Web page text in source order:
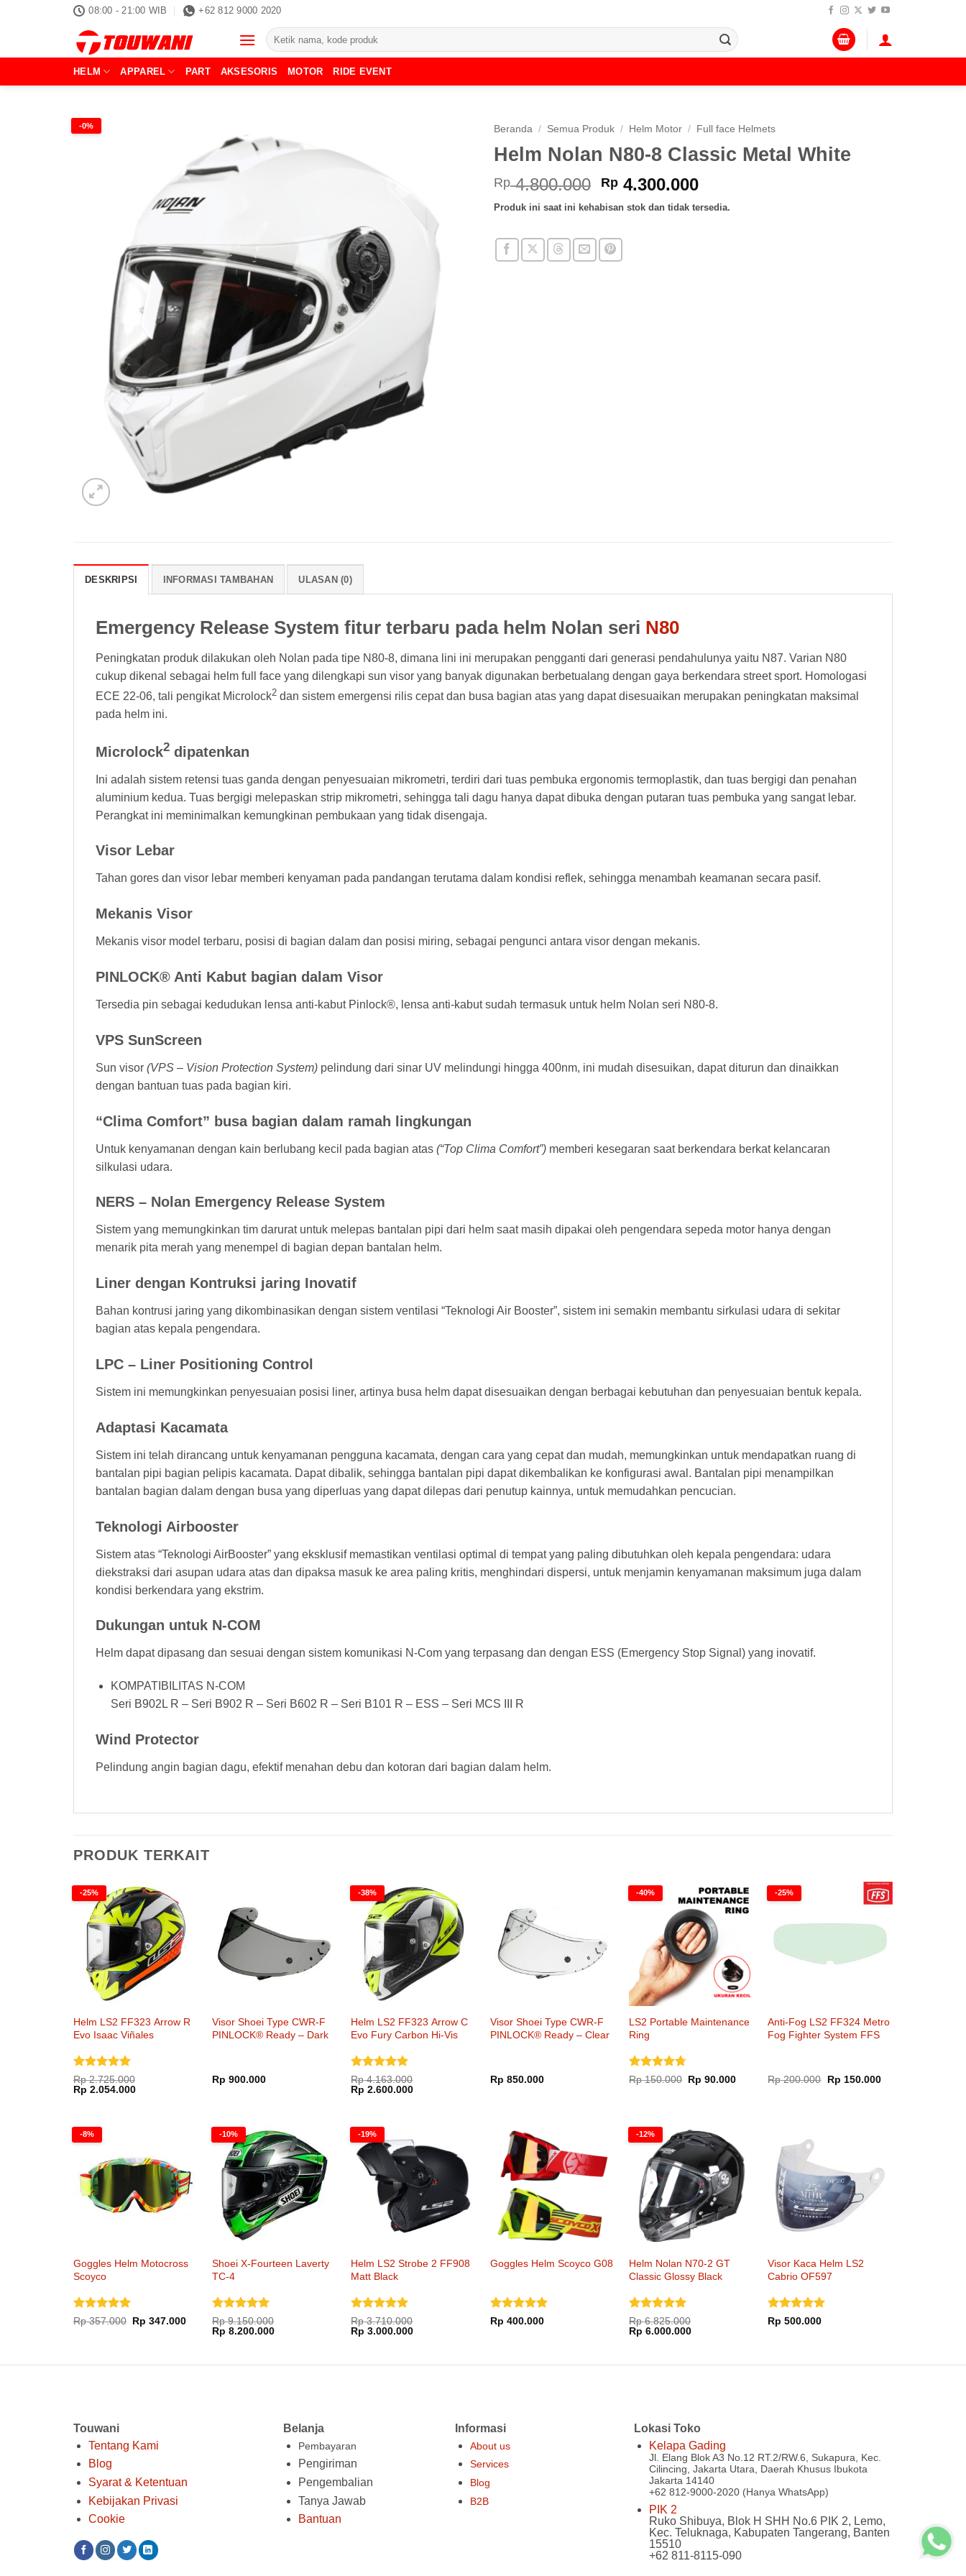
08:00 - 21:00 WIB +62 812 9000 2020
Pencarian
untuk:
HELM APPAREL PART AKSESORIS MOTOR RIDE EVENT
-0% Beranda / Semua Produk / Helm Motor / Full face Helmets
Helm Nolan N80-8 Classic Metal White
Rp4.800.000 Harga
aslinya
Rp 4.800.000.
Rp 4.300.000Harga
saat
Produk ini saat ini kehabisan stok dan tidak tersedia.
DESKRIPSI INFORMASI TAMBAHAN ULASAN (0)
Emergency Release System fitur terbaru pada helm Nolan seri N80
Peningkatan produk dilakukan oleh Nolan pada tipe N80-8, dimana lini ini merupakan pengganti dari generasi pendahulunya yaitu N87. Varian N80
cukup dikenal sebagai helm full face yang dilengkapi sun visor yang banyak digunakan berbetualang dengan gaya berkendara street sport. Homologasi
ECE 22-06, tali pengikat Microlock2 dan sistem emergensi rilis cepat dan busa bagian atas yang dapat disesuaikan merupakan peningkatan maksimal
pada helm ini.
Microlock2 dipatenkan
Ini adalah sistem retensi tuas ganda dengan penyesuaian mikrometri, terdiri dari tuas pembuka ergonomis termoplastik, dan tuas bergigi dan penahan
aluminium kedua. Tuas bergigi melepaskan strip mikrometri, sehingga tali dagu hanya dapat dibuka dengan putaran tuas pembuka yang sangat lebar.
Perangkat ini meminimalkan kemungkinan pembukaan yang tidak disengaja.
Visor Lebar
Tahan gores dan visor lebar memberi kenyaman pada pandangan terutama dalam kondisi reflek, sehingga menambah keamanan secara pasif.
Mekanis Visor
Mekanis visor model terbaru, posisi di bagian dalam dan posisi miring, sebagai pengunci antara visor dengan mekanis.
PINLOCK® Anti Kabut bagian dalam Visor
Tersedia pin sebagai kedudukan lensa anti-kabut Pinlock®, lensa anti-kabut sudah termasuk untuk helm Nolan seri N80-8.
VPS SunScreen
Sun visor (VPS – Vision Protection System) pelindung dari sinar UV melindungi hingga 400nm, ini mudah disesuikan, dapat diturun dan dinaikkan
dengan bantuan tuas pada bagian kiri.
“Clima Comfort” busa bagian dalam ramah lingkungan
Untuk kenyamanan dengan kain berlubang kecil pada bagian atas (“Top Clima Comfort”) memberi kesegaran saat berkendara berkat kelancaran
silkulasi udara.
NERS – Nolan Emergency Release System
Sistem yang memungkinkan tim darurat untuk melepas bantalan pipi dari helm saat masih dipakai oleh pengendara sepeda motor hanya dengan
menarik pita merah yang menempel di bagian depan bantalan helm.
Liner dengan Kontruksi jaring Inovatif
Bahan kontrusi jaring yang dikombinasikan dengan sistem ventilasi “Teknologi Air Booster”, sistem ini semakin membantu sirkulasi udara di sekitar
bagian atas kepala pengendara.
LPC – Liner Positioning Control
Sistem ini memungkinkan penyesuaian posisi liner, artinya busa helm dapat disesuaikan dengan berbagai kebutuhan dan penyesuaian bentuk kepala.
Adaptasi Kacamata
Sistem ini telah dirancang untuk kenyamanan pengguna kacamata, dengan cara yang cepat dan mudah, memungkinkan untuk mendapatkan ruang di
bantalan pipi bagian pelipis kacamata. Dapat dibalik, sehingga bantalan pipi dapat dikembalikan ke konfigurasi awal. Bantalan pipi menampilkan
bantalan bagian dalam dengan busa yang diperluas yang dapat dilepas dari penutup kainnya, untuk memudahkan pencucian.
Teknologi Airbooster
Sistem atas “Teknologi AirBooster” yang eksklusif memastikan ventilasi optimal di tempat yang paling dibutuhkan oleh kepala pengendara: udara
diekstraksi dari asupan udara atas dan dipaksa masuk ke area paling kritis, menghindari dispersi, untuk menjamin kenyamanan maksimum juga dalam
kondisi berkendara yang ekstrim.
Dukungan untuk N-COM
Helm dapat dipasang dan sesuai dengan sistem komunikasi N-Com yang terpasang dan dengan ESS (Emergency Stop Signal) yang inovatif.
KOMPATIBILITAS N-COM
Seri B902L R – Seri B902 R – Seri B602 R – Seri B101 R – ESS – Seri MCS III R
Wind Protector
Pelindung angin bagian dagu, efektif menahan debu dan kotoran dari bagian dalam helm.
PRODUK TERKAIT
-25%
Helm LS2 FF323 Arrow R
Evo Isaac Viñales
Dinilai5
dari 5
Rp2.725.000
Harga
aslinya
Rp 2.054.000Harga
Visor Shoei Type CWR-F
PINLOCK® Ready – Dark
Rp 900.000
-38%
Helm LS2 FF323 Arrow C
Evo Fury Carbon Hi-Vis
Dinilai5
dari 5
Rp4.163.000
Harga
aslinya
Rp 2.600.000Harga
Visor Shoei Type CWR-F
PINLOCK® Ready – Clear
Rp 850.000
-40%
LS2 Portable Maintenance
Ring
Dinilai
Rp150.000 Harga
aslinya
Rp 90.000Harga
-25%
Anti-Fog LS2 FF324 Metro
Fog Fighter System FFS
Rp200.000 Harga
aslinya
Rp 150.000Harga
-8%
Goggles Helm Motocross
Scoyco
Dinilai5
Rp357.000 Harga
aslinya
Rp 347.000Harga
-10%
Shoei X-Fourteen Laverty
TC-4
Dinilai5
dari 5
Rp9.150.000
Harga
aslinya
Rp 8.200.000Harga
-19%
Helm LS2 Strobe 2 FF908
Matt Black
Dinilai5
dari 5
Rp3.710.000
Harga
aslinya
Rp 3.000.000Harga
Goggles Helm Scoyco G08
Dinilai 5
Rp 400.000
-12%
Helm Nolan N70-2 GT
Classic Glossy Black
Dinilai5
dari 5
Rp6.825.000
Harga
aslinya
Rp 6.000.000Harga
Visor Kaca Helm LS2
Cabrio OF597
Dinilai5
Rp 500.000
Touwani
Tentang Kami
Blog
Syarat & Ketentuan
Kebijakan Privasi
Cookie
Belanja
Pembayaran
Pengiriman
Pengembalian
Tanya Jawab
Bantuan
Informasi
About us
Services
Blog
B2B
Lokasi Toko
Kelapa Gading
Jl. Elang Blok A3 No.12 RT.2/RW.6, Sukapura, Kec.
Cilincing, Jakarta Utara, Daerah Khusus Ibukota
Jakarta 14140
+62 812-9000-2020 (Hanya WhatsApp)
PIK 2
Ruko Shibuya, Blok H SHH No.6 PIK 2, Lemo,
Kec. Teluknaga, Kabupaten Tangerang, Banten
15510
+62 811-8115-090